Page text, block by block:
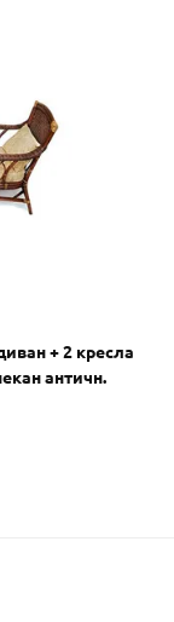
+ 2 кресла
античн.